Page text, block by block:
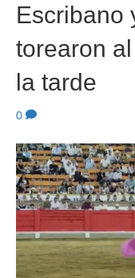
Escribano
torearon
la tarde
0